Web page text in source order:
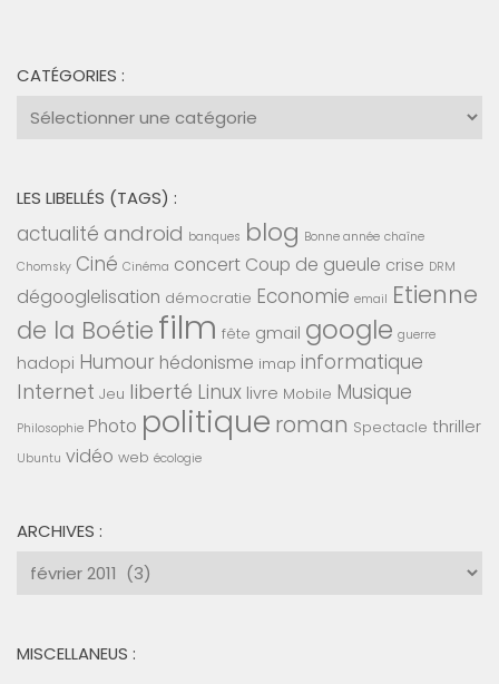
CATÉGORIES :
Catégories
LES LIBELLÉS (TAGS) :
actualité android banques blog Bonne année chaîne
Chomsky Ciné Cinéma concert Coup de gueule crise DRM
dégooglelisation démocratie Economie email Etienne
de la Boétie film fête gmail google guerre
hadopi Humour hédonisme imap informatique
Internet Jeu liberté Linux livre Mobile Musique
Philosophie Photo politique roman Spectacle thriller
Ubuntu vidéo web écologie
ARCHIVES :
Archives
MISCELLANEUS :